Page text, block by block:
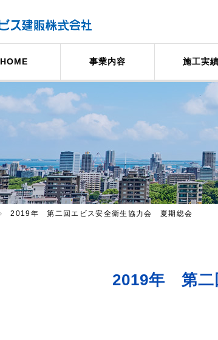
HOME 事業内容 施工実績
2019年 第二回エビス安全衛生協力会 夏期総会
2019年 第二